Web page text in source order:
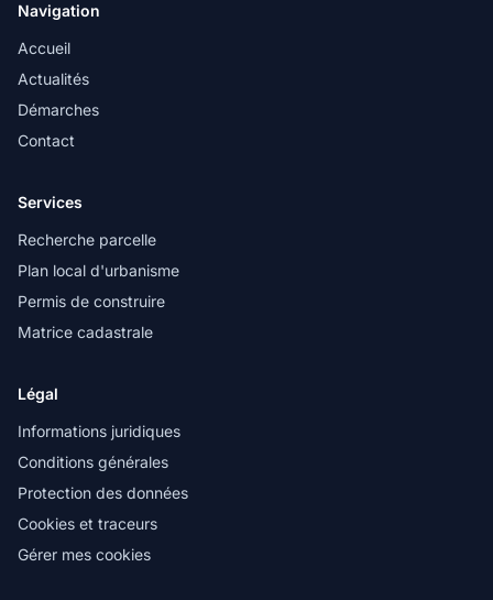
Navigation
Accueil
Actualités
Démarches
Contact
Services
Recherche parcelle
Plan local d'urbanisme
Permis de construire
Matrice cadastrale
Légal
Informations juridiques
Conditions générales
Protection des données
Cookies et traceurs
Gérer mes cookies